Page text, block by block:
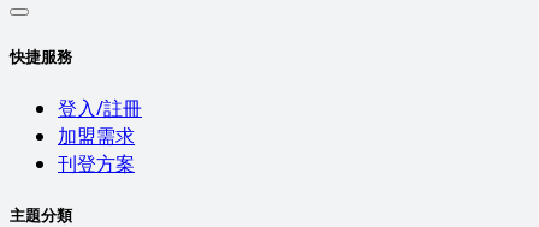
快捷服務
登入/註冊
加盟需求
刊登方案
主題分類